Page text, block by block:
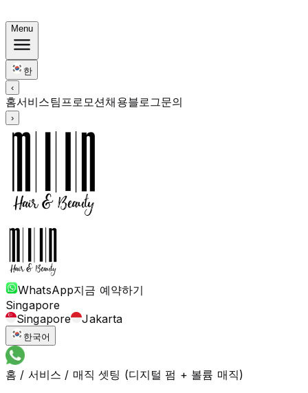
Menu
한
‹
홈서비스팀프로모션채용블로그문의
›
WhatsApp지금 예약하기
Singapore
Singapore
Jakarta
한국어
홈 / 서비스 / 매직 셋팅 (디지털 펌 + 볼륨 매직)